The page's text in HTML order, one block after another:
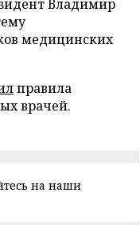
Владимир
медицинских
правила
врачей.
на наши